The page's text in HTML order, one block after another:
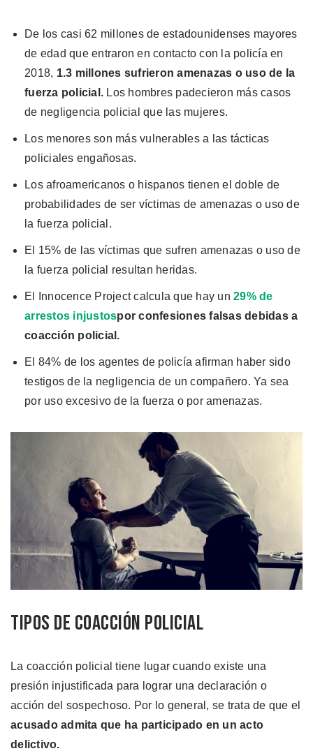
De los casi 62 millones de estadounidenses mayores
de edad que entraron en contacto con la policía en
2018, 1.3 millones sufrieron amenazas o uso de la
fuerza policial. Los hombres padecieron más casos
de negligencia policial que las mujeres.
Los menores son más vulnerables a las tácticas
policiales engañosas.
Los afroamericanos o hispanos tienen el doble de
probabilidades de ser víctimas de amenazas o uso de
la fuerza policial.
El 15% de las víctimas que sufren amenazas o uso de
la fuerza policial resultan heridas.
El Innocence Project calcula que hay un 29% de
arrestos injustospor confesiones falsas debidas a
coacción policial.
El 84% de los agentes de policía afirman haber sido
testigos de la negligencia de un compañero. Ya sea
por uso excesivo de la fuerza o por amenazas.
Tipos de Coacción Policial
La coacción policial tiene lugar cuando existe una
presión injustificada para lograr una declaración o
acción del sospechoso. Por lo general, se trata de que el
acusado admita que ha participado en un acto
delictivo.